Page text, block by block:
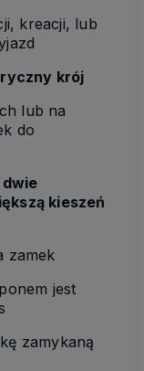
kreacji, lub
krój
lub na
do
dwie
kieszeń
zamek
jest
zamykaną